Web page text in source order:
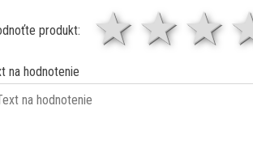
produkt: 2
1
na hodnotenie